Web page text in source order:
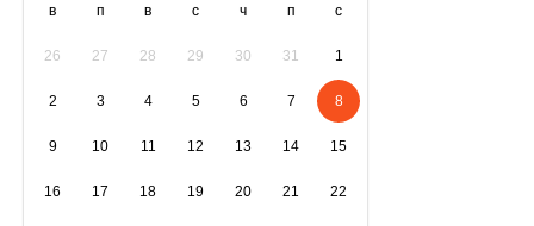
в п в с ч п с
26 27 28 29 30 31 1
2 3 4 5 6 7 8
9 10 11 12 13 14 15
16 17 18 19 20 21 22